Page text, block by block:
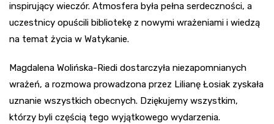
inspirujący wieczór. Atmosfera była pełna serdeczności, a
uczestnicy opuścili bibliotekę z nowymi wrażeniami i wiedzą
na temat życia w Watykanie.
Magdalena Wolińska-Riedi dostarczyła niezapomnianych
wrażeń, a rozmowa prowadzona przez Lilianę Łosiak zyskała
uznanie wszystkich obecnych. Dziękujemy wszystkim,
którzy byli częścią tego wyjątkowego wydarzenia.